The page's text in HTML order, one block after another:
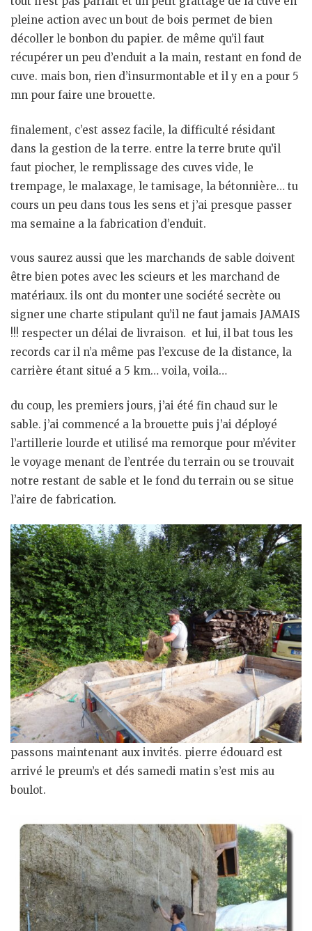
pleine action avec un bout de bois permet de bien
décoller le bonbon du papier. de même qu’il faut
récupérer un peu d’enduit a la main, restant en fond de
cuve. mais bon, rien d’insurmontable et il y en a pour 5
mn pour faire une brouette.
finalement, c’est assez facile, la difficulté résidant
dans la gestion de la terre. entre la terre brute qu’il
faut piocher, le remplissage des cuves vide, le
trempage, le malaxage, le tamisage, la bétonnière… tu
cours un peu dans tous les sens et j’ai presque passer
ma semaine a la fabrication d’enduit.
vous saurez aussi que les marchands de sable doivent
être bien potes avec les scieurs et les marchand de
matériaux. ils ont du monter une société secrète ou
signer une charte stipulant qu’il ne faut jamais JAMAIS
!!! respecter un délai de livraison. et lui, il bat tous les
records car il n’a même pas l’excuse de la distance, la
carrière étant situé a 5 km… voila, voila…
du coup, les premiers jours, j’ai été fin chaud sur le
sable. j’ai commencé a la brouette puis j’ai déployé
l’artillerie lourde et utilisé ma remorque pour m’éviter
le voyage menant de l’entrée du terrain ou se trouvait
notre restant de sable et le fond du terrain ou se situe
l’aire de fabrication.
passons maintenant aux invités. pierre édouard est
arrivé le preum’s et dés samedi matin s’est mis au
boulot.